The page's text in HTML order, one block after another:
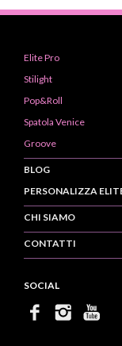
Elite Pro
Stilight
Pop&Roll
Spatola Venice
Groove
BLOG
PERSONALIZZA
CHI SIAMO
CONTATTI
SOCIAL